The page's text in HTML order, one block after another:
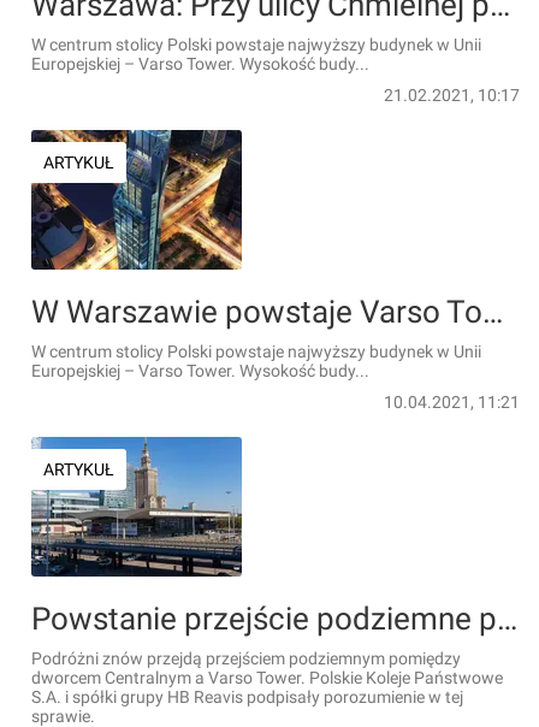
W centrum stolicy Polski powstaje najwyższy budynek w Unii
Europejskiej – Varso Tower. Wysokość budy...
21.02.2021, 10:17
ARTYKUŁ
W Warszawie powstaje Varso Tower, najwyższy budynek w Unii Europejskiej [FILM]
W centrum stolicy Polski powstaje najwyższy budynek w Unii
Europejskiej – Varso Tower. Wysokość budy...
10.04.2021, 11:21
ARTYKUŁ
Powstanie przejście podziemne pomiędzy dworcem Centralnym a Varso Tower!
Podróżni znów przejdą przejściem podziemnym pomiędzy
dworcem Centralnym a Varso Tower. Polskie Koleje Państwowe
S.A. i spółki grupy HB Reavis podpisały porozumienie w tej
sprawie.